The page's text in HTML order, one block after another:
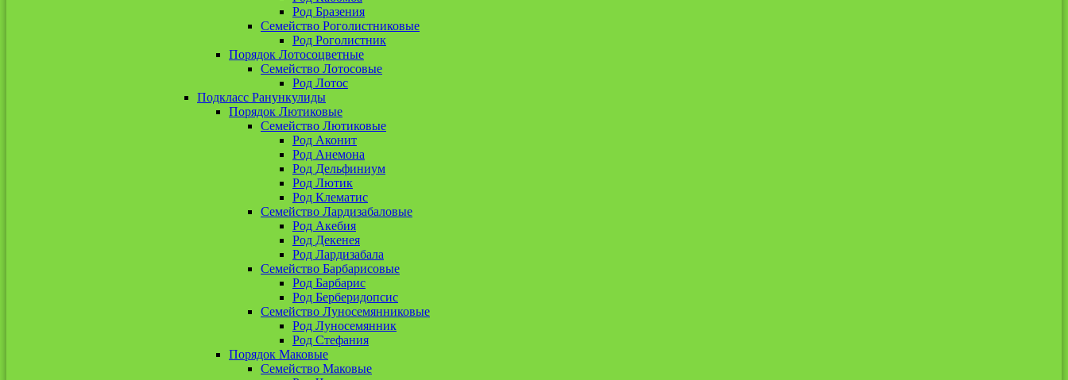
Род Бразения
Семейство Роголистниковые
Род Роголистник
Порядок Лотосоцветные
Семейство Лотосовые
Род Лотос
Подкласс Ранункулиды
Порядок Лютиковые
Семейство Лютиковые
Род Аконит
Род Анемона
Род Дельфиниум
Род Лютик
Род Клематис
Семейство Лардизабаловые
Род Акебия
Род Декенея
Род Лардизабала
Семейство Барбарисовые
Род Барбарис
Род Берберидопсис
Семейство Луносемянниковые
Род Луносемянник
Род Стефания
Порядок Маковые
Семейство Маковые